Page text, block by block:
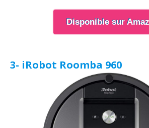
Disponible sur
3- iRobot Roomba 960